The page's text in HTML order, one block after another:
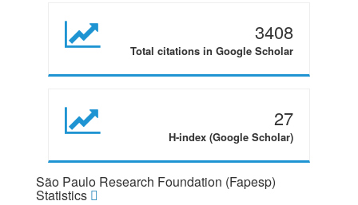
3408
Total citations in Google Scholar
27
H-index (Google Scholar)
São Paulo Research Foundation (Fapesp)
Statistics